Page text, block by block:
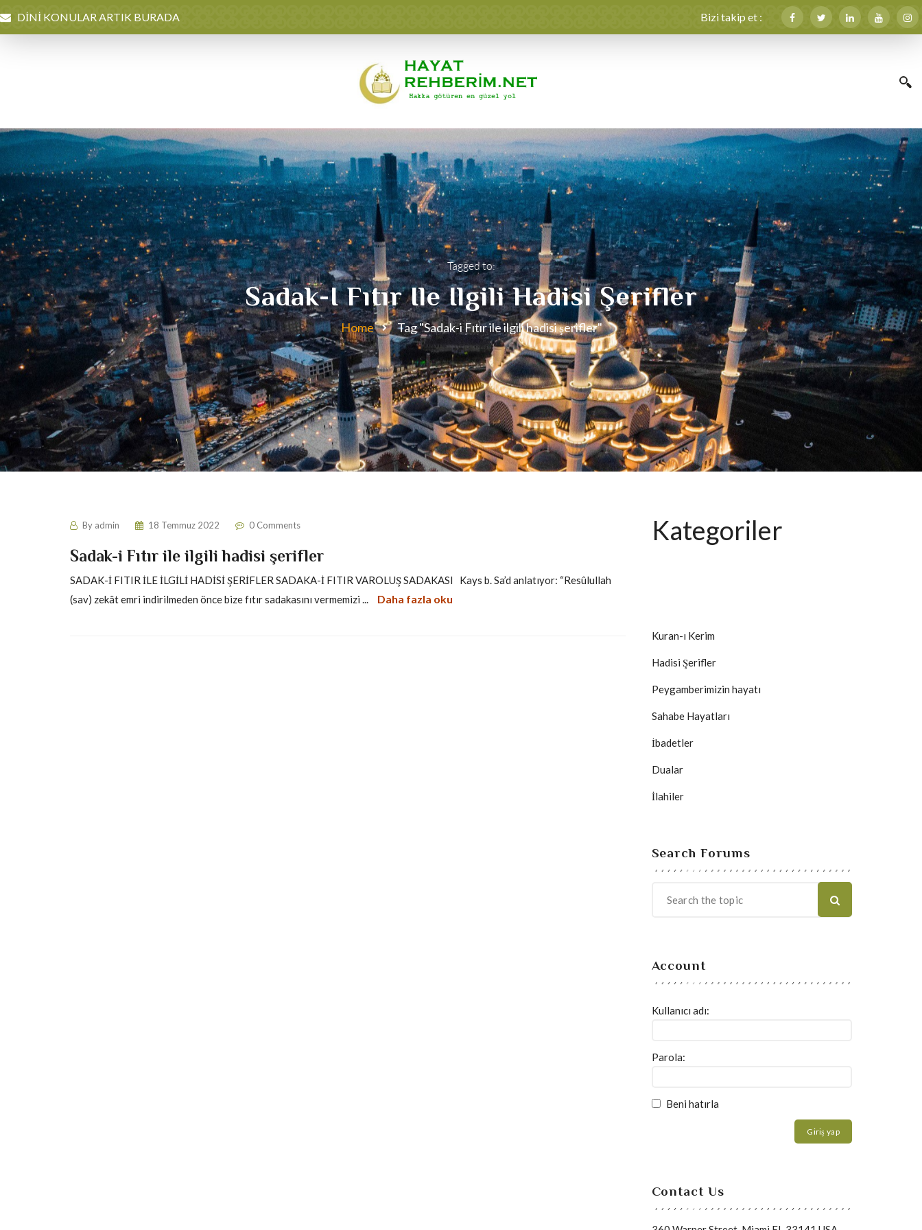
DİNİ KONULAR ARTIK BURADA Bizi takip et :
Tagged to:
Sadak-I Fıtır Ile Ilgili Hadisi Şerifler
Home Tag "Sadak-i Fıtır ile ilgili hadisi şerifler"
By admin 18 Temmuz 2022 0 Comments
Sadak-i Fıtır ile ilgili hadisi şerifler
SADAK-İ FITIR İLE İLGİLİ HADİSİ ŞERİFLER SADAKA-İ FITIR VAROLUŞ SADAKASI Kays b. Sa’d anlatıyor: “Resûlullah
(sav) zekât emri indirilmeden önce bize fıtır sadakasını vermemizi ...
Daha fazla oku
Kategoriler
Kuran-ı Kerim
Hadisi Şerifler
Peygamberimizin hayatı
Sahabe Hayatları
İbadetler
Dualar
İlahiler
Search Forums
Account
Kullanıcı adı:
Parola:
Beni hatırla
Giriş yap
Contact Us